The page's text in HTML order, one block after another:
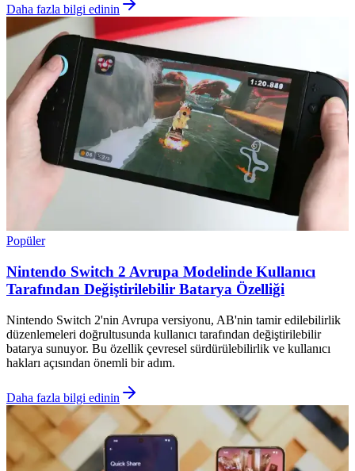
Daha fazla bilgi edinin
Popüler
Nintendo Switch 2 Avrupa Modelinde Kullanıcı
Tarafından Değiştirilebilir Batarya Özelliği
Nintendo Switch 2'nin Avrupa versiyonu, AB'nin tamir edilebilirlik
düzenlemeleri doğrultusunda kullanıcı tarafından değiştirilebilir
batarya sunuyor. Bu özellik çevresel sürdürülebilirlik ve kullanıcı
hakları açısından önemli bir adım.
Daha fazla bilgi edinin